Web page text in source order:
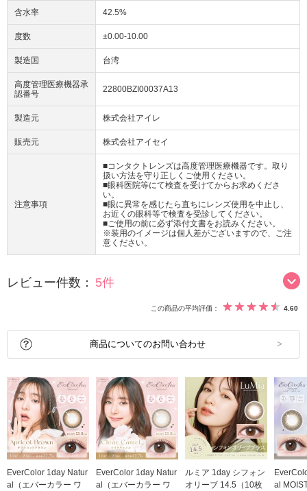
含水率 42.5%
度数 ±0.00-10.00
製造国 台湾
高度管理医療機器承
認番号
22800BZI00037A13
製造元 株式会社アイレ
販売元 株式会社アイセイ
注意事項
■コンタクトレンズは高度管理医療機器です。取り
扱い方法を守り正しくご使用ください。
■眼科医院等にて検査を受けてからお求めくださ
い。
■眼に異常を感じたら直ちにレンズ使用を中止し、
お近くの眼科等で検査を受診してください。
■ご使用の前に必ず添付文書をお読みください。
※装用のイメージは個人差がございますので、ご注
意ください。
レビュー件数： 5件
この商品の平均評価： 4.60
商品についてのお問い合わせ
EverColor 1day Natur
al（エバーカラー ワ
EverColor 1day Natur
al（エバーカラー ワ
ルミア 1day シフォン
オリーブ 14.5（10枚
al